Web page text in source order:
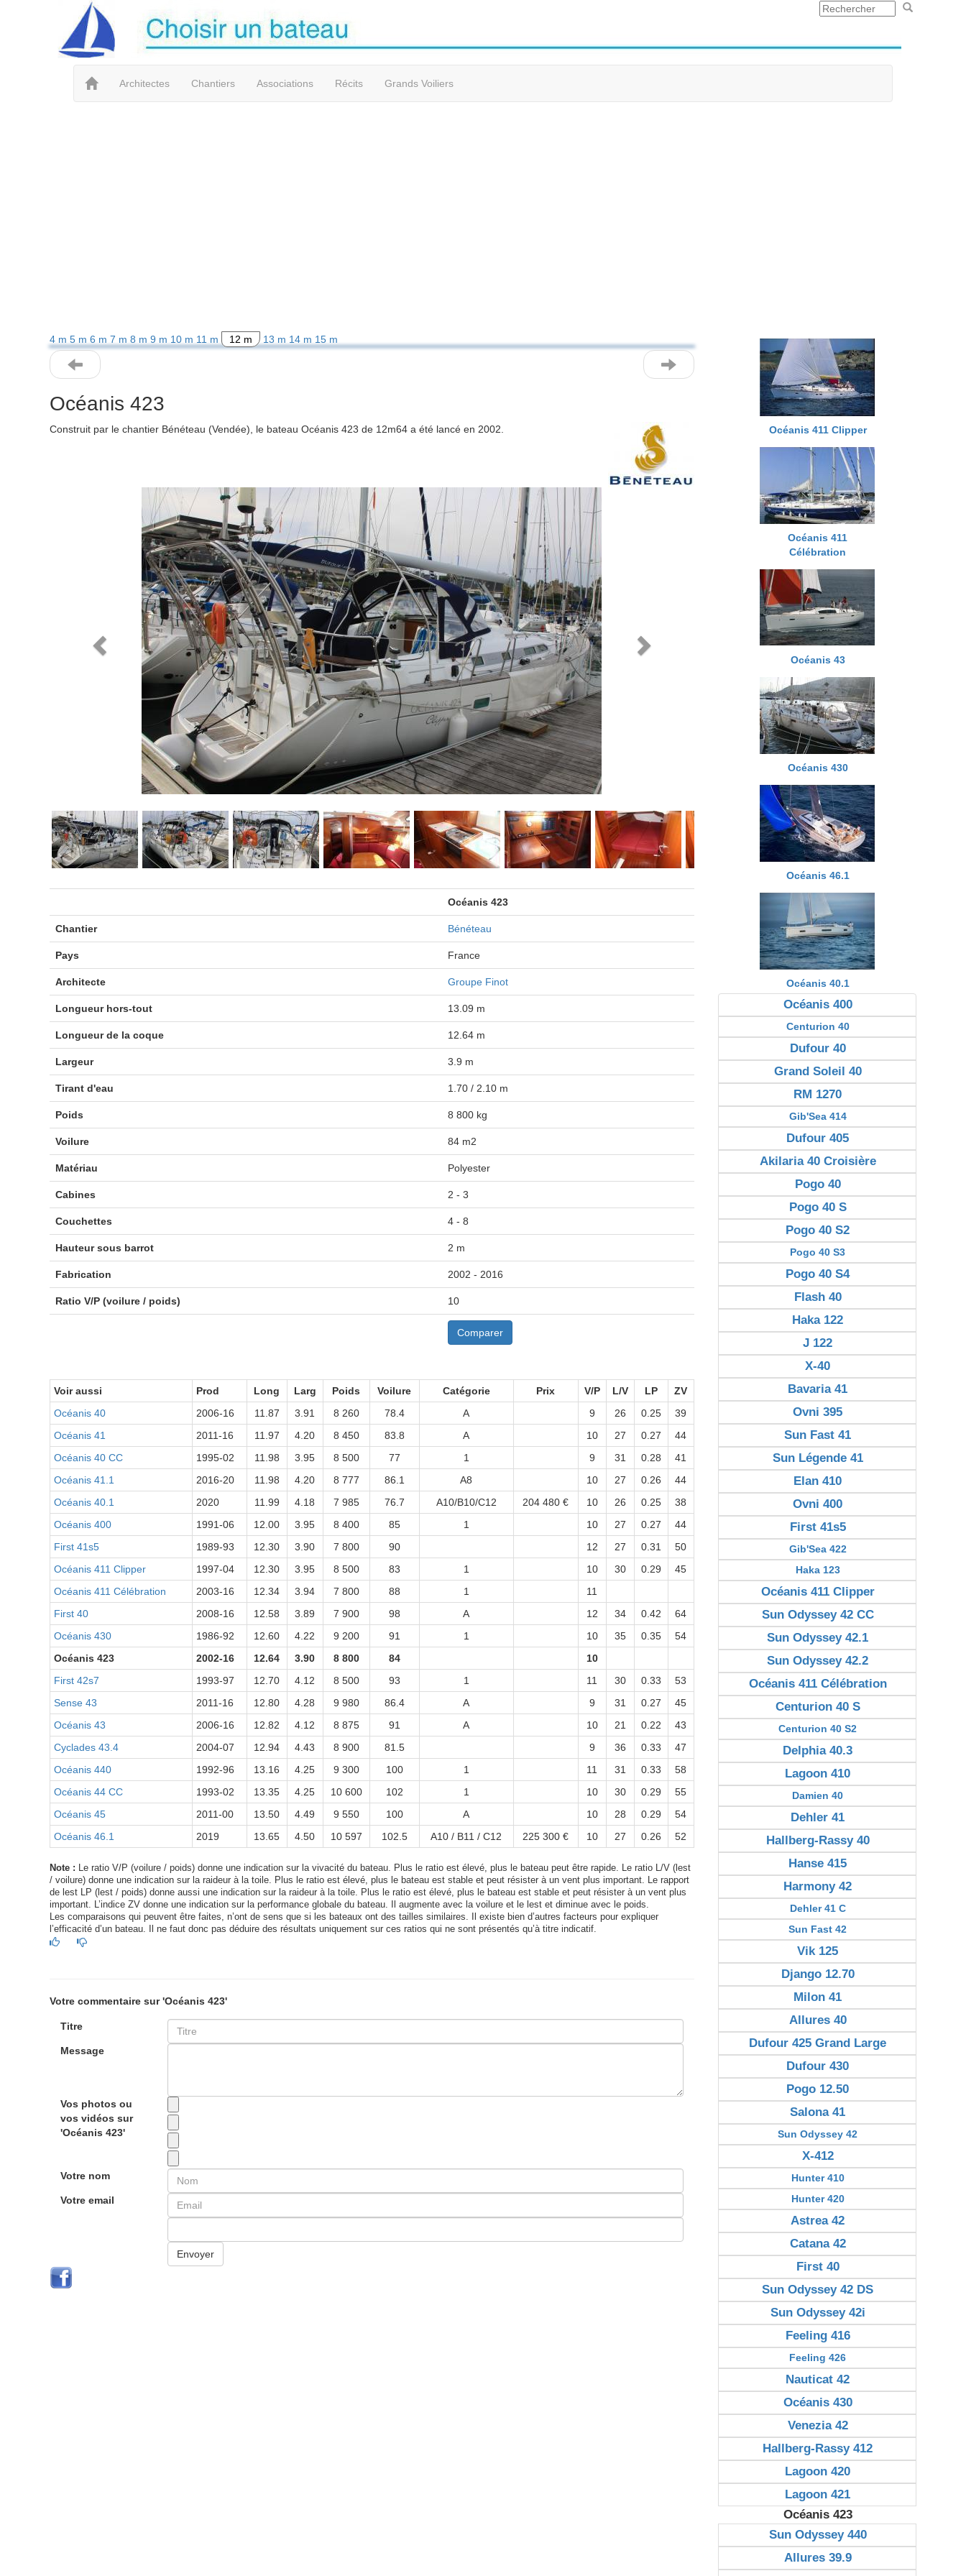
Architectes Chantiers Associations Récits Grands Voiliers
4 m 5 m 6 m 7 m 8 m 9 m 10 m 11 m 12 m 13 m 14 m 15 m
Océanis 423
Construit par le chantier Bénéteau (Vendée), le bateau Océanis 423 de 12m64 a été lancé en 2002.
Previous
Océanis 423
Chantier Bénéteau
Pays France
Architecte Groupe Finot
Longueur hors-tout 13.09 m
Longueur de la coque 12.64 m
Largeur 3.9 m
Tirant d'eau 1.70 / 2.10 m
Poids 8 800 kg
Voilure 84 m2
Matériau Polyester
Cabines 2 - 3
Couchettes 4 - 8
Hauteur sous barrot 2 m
Fabrication 2002 - 2016
Ratio V/P (voilure / poids) 10
Comparer
Voir aussi Prod Long Larg Poids Voilure Catégorie Prix V/P L/V LP
ZV
Océanis 40
2006-16 11.87 3.91 8 260 78.4 A 9 26 0.25
39
Océanis 41
2011-16 11.97 4.20 8 450 83.8 A 10 27 0.27
44
Océanis 40 CC
1995-02 11.98 3.95 8 500 77 1 9 31 0.28
41
Océanis 41.1
2016-20 11.98 4.20 8 777 86.1 A8 10 27 0.26
44
Océanis 40.1
2020 11.99 4.18 7 985 76.7 A10/B10/C12 204 480 € 10 26 0.25
38
Océanis 400
1991-06 12.00 3.95 8 400 85 1 10 27 0.27
44
First 41s5
1989-93 12.30 3.90 7 800 90 12 27 0.31
50
Océanis 411 Clipper
1997-04 12.30 3.95 8 500 83 1 10 30 0.29
45
Océanis 411 Célébration
2003-16 12.34 3.94 7 800 88 1
11
First 40
2008-16 12.58 3.89 7 900 98 A 12 34 0.42
64
Océanis 430
1986-92 12.60 4.22 9 200 91 1 10 35 0.35
54
Océanis 423
2002-16 12.64 3.90 8 800 84
10
First 42s7
1993-97 12.70 4.12 8 500 93 1 11 30 0.33
53
Sense 43
2011-16 12.80 4.28 9 980 86.4 A 9 31 0.27
45
Océanis 43
2006-16 12.82 4.12 8 875 91 A 10 21 0.22
43
Cyclades 43.4
2004-07 12.94 4.43 8 900 81.5 9 36 0.33
47
Océanis 440
1992-96 13.16 4.25 9 300 100 1 11 31 0.33
58
Océanis 44 CC
1993-02 13.35 4.25 10 600 102 1 10 30 0.29
55
Océanis 45
2011-00 13.50 4.49 9 550 100 A 10 28 0.29
54
Océanis 46.1
2019 13.65 4.50 10 597 102.5 A10 / B11 / C12 225 300 € 10 27 0.26 52
Note : Le ratio V/P (voilure / poids) donne une indication sur la vivacité du bateau. Plus le ratio est élevé, plus le bateau peut être rapide. Le ratio L/V (lest
/ voilure) donne une indication sur la raideur à la toile. Plus le ratio est élevé, plus le bateau est stable et peut résister à un vent plus important. Le rapport
de lest LP (lest / poids) donne aussi une indication sur la raideur à la toile. Plus le ratio est élevé, plus le bateau est stable et peut résister à un vent plus
important. L’indice ZV donne une indication sur la performance globale du bateau. Il augmente avec la voilure et le lest et diminue avec le poids.
Les comparaisons qui peuvent être faites, n’ont de sens que si les bateaux ont des tailles similaires. Il existe bien d’autres facteurs pour expliquer
l’efficacité d’un bateau. Il ne faut donc pas déduire des résultats uniquement sur ces ratios qui ne sont présentés qu’à titre indicatif.
Votre commentaire sur 'Océanis 423'
Titre
Message
Vos photos ou
vos vidéos sur
'Océanis 423'
Votre nom
Votre email
Envoyer
Océanis 411 Clipper
Océanis 411
Célébration
Océanis 43
Océanis 430
Océanis 46.1
Océanis 40.1
Océanis 400
Centurion 40
Dufour 40
Grand Soleil 40
RM 1270
Gib'Sea 414
Dufour 405
Akilaria 40 Croisière
Pogo 40
Pogo 40 S
Pogo 40 S2
Pogo 40 S3
Pogo 40 S4
Flash 40
Haka 122
J 122
X-40
Bavaria 41
Ovni 395
Sun Fast 41
Sun Légende 41
Elan 410
Ovni 400
First 41s5
Gib'Sea 422
Haka 123
Océanis 411 Clipper
Sun Odyssey 42 CC
Sun Odyssey 42.1
Sun Odyssey 42.2
Océanis 411 Célébration
Centurion 40 S
Centurion 40 S2
Delphia 40.3
Lagoon 410
Damien 40
Dehler 41
Hallberg-Rassy 40
Hanse 415
Harmony 42
Dehler 41 C
Sun Fast 42
Vik 125
Django 12.70
Milon 41
Allures 40
Dufour 425 Grand Large
Dufour 430
Pogo 12.50
Salona 41
Sun Odyssey 42
X-412
Hunter 410
Hunter 420
Astrea 42
Catana 42
First 40
Sun Odyssey 42 DS
Sun Odyssey 42i
Feeling 416
Feeling 426
Nauticat 42
Océanis 430
Venezia 42
Hallberg-Rassy 412
Lagoon 420
Lagoon 421
Océanis 423
Sun Odyssey 440
Allures 39.9